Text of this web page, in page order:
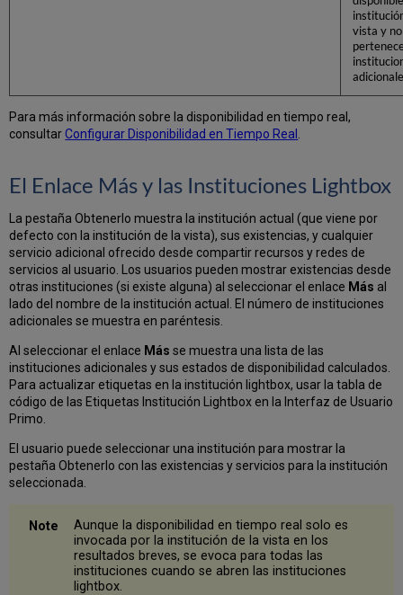
vista y no
Para más información sobre la disponibilidad en tiempo real,
consultarConfigurar Disponibilidad en Tiempo Real
El Enlace Más y las Instituciones Lightbox
La pestaña Obtenerlo muestra la institución actual (que viene por
defecto con la institución de la vista), sus existencias, y cualquier
servicio adicional ofrecido desde compartir recursos y redes de
servicios al usuario. Los usuarios pueden mostrar existencias desde
otras instituciones (si existe alguna) al seleccionar el enlace Más al
lado del nombre de la institución actual. El número de instituciones
adicionales se muestra en paréntesis.
Al seleccionar el enlace Más se muestra una lista de las
instituciones adicionales y sus estados de disponibilidad calculados.
Para actualizar etiquetas en la institución lightbox, usar la tabla de
código de las Etiquetas Institución Lightbox en la Interfaz de Usuario
Primo.
El usuario puede seleccionar una institución para mostrar la
pestaña Obtenerlo con las existencias y servicios para la institución
seleccionada.
Aunque la disponibilidad en tiempo real solo es
invocada por la institución de la vista en los
resultados breves, se evoca para todas las
instituciones cuando se abren las instituciones
lightbox.